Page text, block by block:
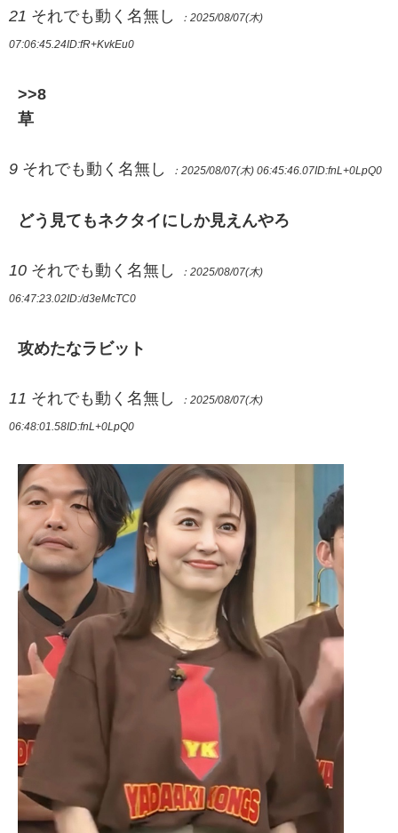
21 それでも動く名無し ：2025/08/07(木)
07:06:45.24ID:fR+KvkEu0
>>8
草
9 それでも動く名無し ：2025/08/07(木) 06:45:46.07ID:fnL+0LpQ0
どう見てもネクタイにしか見えんやろ
10 それでも動く名無し ：2025/08/07(木)
06:47:23.02ID:/d3eMcTC0
攻めたなラビット
11 それでも動く名無し ：2025/08/07(木)
06:48:01.58ID:fnL+0LpQ0